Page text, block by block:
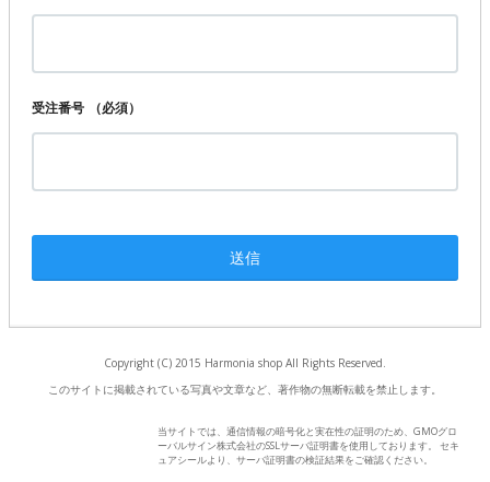
受注番号 （必須）
Copyright (C) 2015 Harmonia shop All Rights Reserved.
このサイトに掲載されている写真や文章など、著作物の無断転載を禁止します。
当サイトでは、通信情報の暗号化と実在性の証明のため、GMOグロ
ーバルサイン株式会社のSSLサーバ証明書を使用しております。 セキ
ュアシールより、サーバ証明書の検証結果をご確認ください。